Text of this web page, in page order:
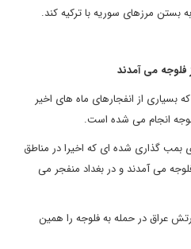
بستن مرزهای سوریه با ترکیه کند.
می آمدند
بسیاری از انفجارهای ماه های اخیر
انجام می شده است.
بمب گذاری شده ای که اخیرا در مناطق
می آمدند و در بغداد منفجر می
عراق در حمله به فلوجه را همین